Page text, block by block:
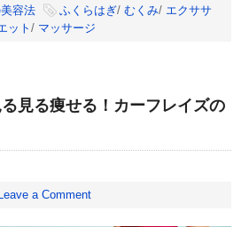
容法 ふくらはぎ/ むくみ/ エクササ
ット / マッサージ
見る痩せる！カーフレイズの
Leave a Comment